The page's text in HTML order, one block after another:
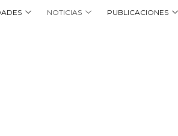
NOTICIAS PUBLICACIONES